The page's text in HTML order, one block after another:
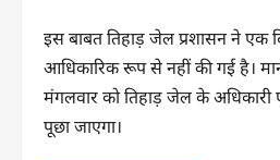
इस बाबत तिहाड़ जेल प्रशासन ने एक
आधिकारिक रूप से नहीं की गई है।
मंगलवार को तिहाड़ जेल के अधिकारी
पूछा जाएगा।